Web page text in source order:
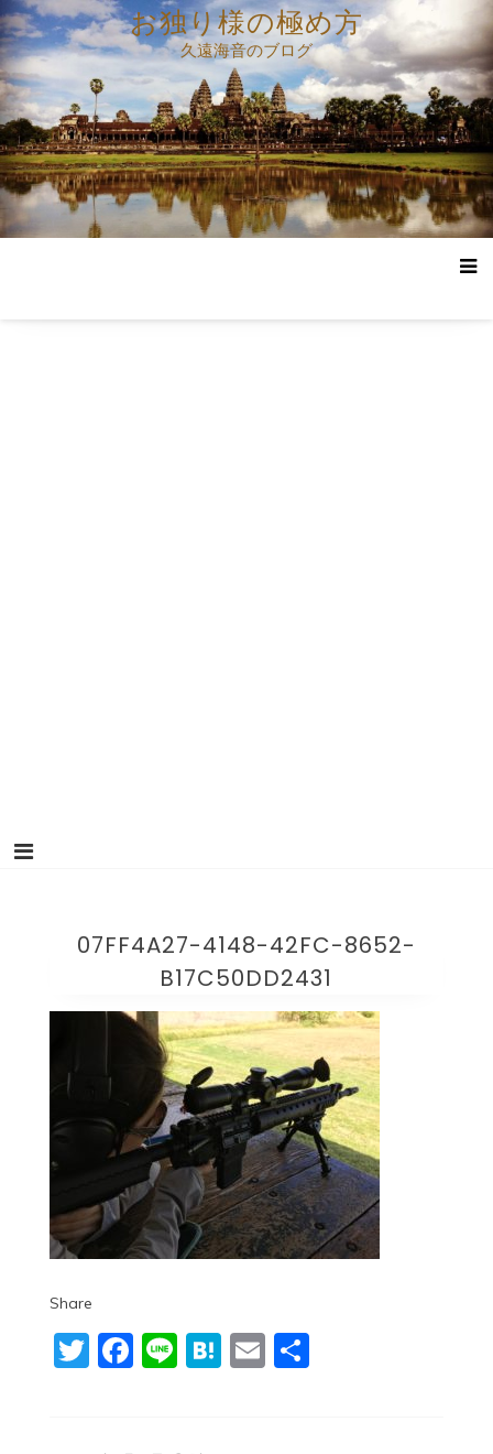
コ
ン
テ
ン
ツ
へ
ス
キ
ッ
お独り様の極め方
久遠海音のブログ
07FF4A27-4148-42FC-8652-
B17C50DD2431
Share
Twitter
Facebook
LineHatena
Email
共